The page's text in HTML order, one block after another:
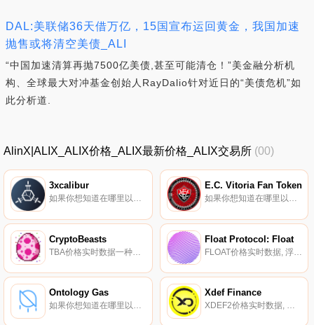
DAL:美联储36天借万亿，15国宣布运回黄金，我国加速
抛售或将清空美债_ALI
“中国加速清算再抛7500亿美债,甚至可能清仓！”美金融分析机
构、全球最大对冲基金创始人RayDalio针对近日的“美债危机”如
此分析道.
AlinX|ALIX_ALIX价格_ALIX最新价格_ALIX交易所 (00)
3xcalibur
如果你想知道在哪里以当前价格购买3xcalibur,目前交易{3xcalibur]股票的顶级加密货币交易所是BKEX、HotXCALt和3xcalibur。您可以在我们的加密货币交易所页面上找到其他列表。XCAL是3xcalibur生态系统令牌.
E.C. Vitoria Fan Token
如果你想知道在哪里以当前价格购买E.C. Vitoria Fan Token,目前交易{E.C. Vitoria Fan Token]股票的顶级加密货币交易所是比特币TR。您可以在我们的加密货币交易所页面上找到其他列表.
CryptoBeasts
TBA价格实时数据一种对等电子稀有蛋系统。2017CryptoBeasts提供了一种具有新颖实用性的独特代币。[..]价值1万美元的稀有鸡蛋代币供应量有限。每一个代币都是10种不同类型（物种）的1000只野兽中的一只.
Float Protocol: Float
Ontology Gas
如果你想知道在哪里以当前价格购买Ontology Gas,目前交易{Ontology Gas]股票的顶级加密货币交易所是Binance、CoinW、Bitget、DigiFinex和SuperEx。您可以在我们的加密货币交易所页面上找到其他列表.
Xdef Finance
XDEF2价格实时数据, 综合弹性指数基金。一个全新的资产类别,将彻底改变个人对数字资产的投资方式.